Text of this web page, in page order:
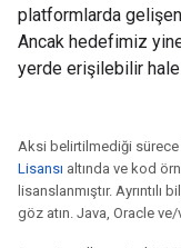
platformlarda
Ancak hedefimiz
yerde erişilebilir
Aksi belirtilmediği sürece
Lisansı altında ve kod
lisanslanmıştır. Ayrıntılı
göz atın. Java, Oracle ve/